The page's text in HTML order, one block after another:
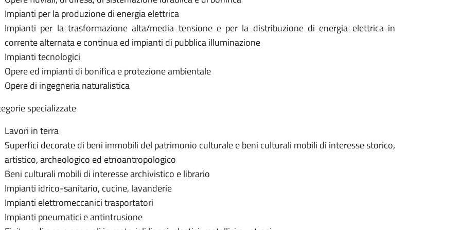
Impianti per la produzione di energia elettrica
Impianti per la trasformazione alta/media tensione e per la distribuzione di energia elettrica in
corrente alternata e continua ed impianti di pubblica illuminazione
Impianti tecnologici
Opere ed impianti di bonifica e protezione ambientale
Opere di ingegneria naturalistica
specializzate
Lavori in terra
Superfici decorate di beni immobili del patrimonio culturale e beni culturali mobili di interesse storico,
artistico, archeologico ed etnoantropologico
Beni culturali mobili di interesse archivistico e librario
Impianti idrico-sanitario, cucine, lavanderie
Impianti elettromeccanici trasportatori
Impianti pneumatici e antintrusione